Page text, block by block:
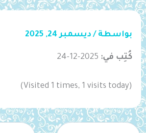
بواسطة /ديسمبر 24, 2025
كُتِب في: 2025-12-24
(Visited 1 times, 1 visits today)